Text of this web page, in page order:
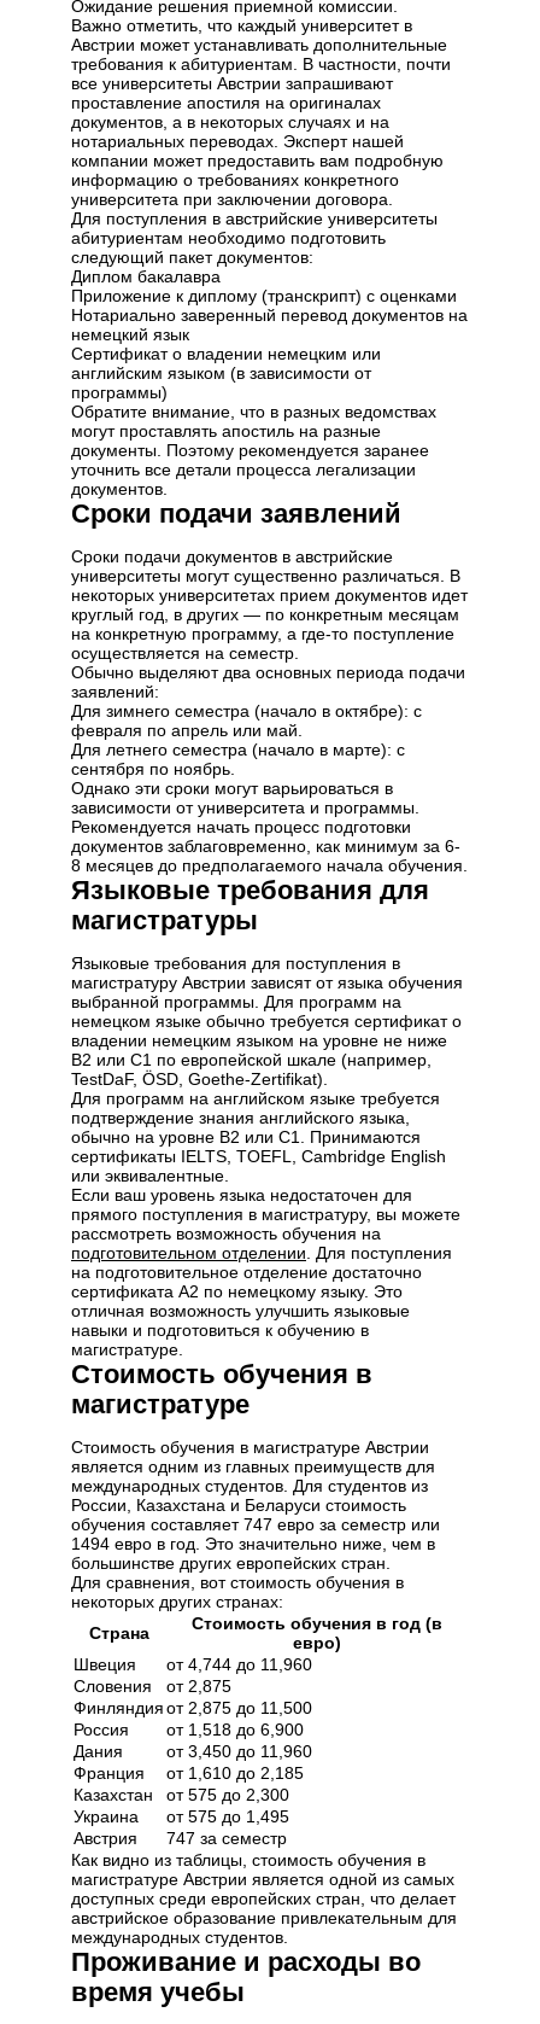
Ожидание решения приемной комиссии.
Важно отметить, что каждый университет в
Австрии может устанавливать дополнительные
требования к абитуриентам. В частности, почти
все университеты Австрии запрашивают
проставление апостиля на оригиналах
документов, а в некоторых случаях и на
нотариальных переводах. Эксперт нашей
компании может предоставить вам подробную
информацию о требованиях конкретного
университета при заключении договора.
Для поступления в австрийские университеты
абитуриентам необходимо подготовить
следующий пакет документов:
Диплом бакалавра
Приложение к диплому (транскрипт) с оценками
Нотариально заверенный перевод документов на
немецкий язык
Сертификат о владении немецким или
английским языком (в зависимости от
программы)
Обратите внимание, что в разных ведомствах
могут проставлять апостиль на разные
документы. Поэтому рекомендуется заранее
уточнить все детали процесса легализации
документов.
Сроки подачи заявлений
Сроки подачи документов в австрийские
университеты могут существенно различаться. В
некоторых университетах прием документов идет
круглый год, в других — по конкретным месяцам
на конкретную программу, а где-то поступление
осуществляется на семестр.
Обычно выделяют два основных периода подачи
заявлений:
Для зимнего семестра (начало в октябре): с
февраля по апрель или май.
Для летнего семестра (начало в марте): с
сентября по ноябрь.
Однако эти сроки могут варьироваться в
зависимости от университета и программы.
Рекомендуется начать процесс подготовки
документов заблаговременно, как минимум за 6-
8 месяцев до предполагаемого начала обучения.
Языковые требования для
магистратуры
Языковые требования для поступления в
магистратуру Австрии зависят от языка обучения
выбранной программы. Для программ на
немецком языке обычно требуется сертификат о
владении немецким языком на уровне не ниже
B2 или C1 по европейской шкале (например,
TestDaF, ÖSD, Goethe-Zertifikat).
Для программ на английском языке требуется
подтверждение знания английского языка,
обычно на уровне B2 или C1. Принимаются
сертификаты IELTS, TOEFL, Cambridge English
или эквивалентные.
Если ваш уровень языка недостаточен для
прямого поступления в магистратуру, вы можете
рассмотреть возможность обучения на
подготовительном отделении . Для поступления
на подготовительное отделение достаточно
сертификата А2 по немецкому языку. Это
отличная возможность улучшить языковые
навыки и подготовиться к обучению в
магистратуре.
Стоимость обучения в
магистратуре
Стоимость обучения в магистратуре Австрии
является одним из главных преимуществ для
международных студентов. Для студентов из
России, Казахстана и Беларуси стоимость
обучения составляет 747 евро за семестр или
1494 евро в год. Это значительно ниже, чем в
большинстве других европейских стран.
Для сравнения, вот стоимость обучения в
некоторых других странах:
Страна
Стоимость обучения в год (в
евро)
Швеция
от 4,744 до 11,960
Словения
от 2,875
Финляндияот 2,875 до 11,500
Россия
от 1,518 до 6,900
Дания
от 3,450 до 11,960
Франция
от 1,610 до 2,185
Казахстан
от 575 до 2,300
Украина
от 575 до 1,495
Австрия
747 за семестр
Как видно из таблицы, стоимость обучения в
магистратуре Австрии является одной из самых
доступных среди европейских стран, что делает
австрийское образование привлекательным для
международных студентов.
Проживание и расходы во
время учебы